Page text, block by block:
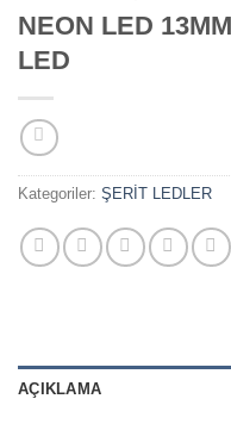
NEON LED
LED
Kategoriler: ŞERİT LEDLER
AÇIKLAMA